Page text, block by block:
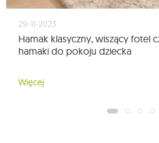
29-11-2023
Hamak klasyczny, wiszący fotel
hamaki do pokoju dziecka
Więcej